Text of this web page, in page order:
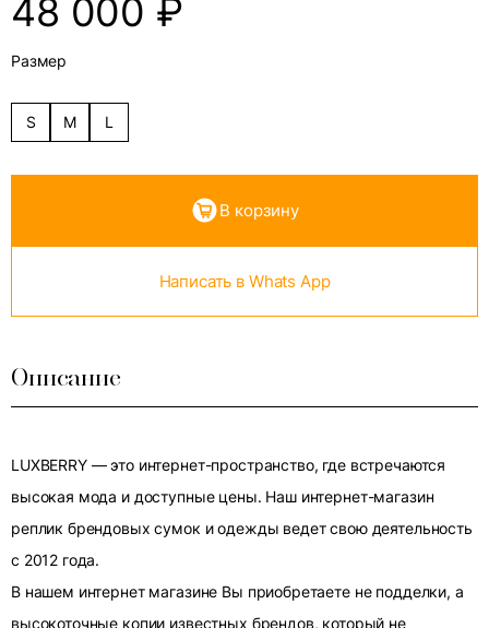
48 000 ₽
Размер
S M L
В корзину
Написать в Whats App
Описание
LUXBERRY — это интернет-пространство, где встречаются
высокая мода и доступные цены. Наш интернет-магазин
реплик брендовых сумок и одежды ведет свою деятельность
с 2012 года.
В нашем интернет магазине Вы приобретаете не подделки, а
высокоточные копии известных брендов, который не